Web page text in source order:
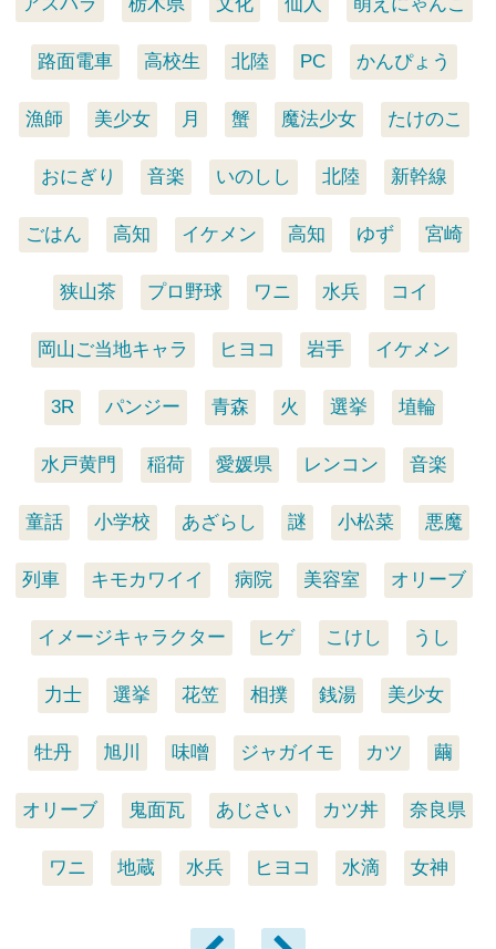
路面電車 高校生 北陸 PC かんぴょう
漁師 美少女 月 蟹 魔法少女 たけのこ
おにぎり 音楽 いのしし 北陸 新幹線
ごはん 高知 イケメン 高知 ゆず 宮崎
狭山茶 プロ野球 ワニ 水兵 コイ
岡山ご当地キャラ ヒヨコ 岩手 イケメン
3R パンジー 青森 火 選挙 埴輪
水戸黄門 稲荷 愛媛県 レンコン 音楽
童話 小学校 あざらし 謎 小松菜 悪魔
列車 キモカワイイ 病院 美容室 オリーブ
イメージキャラクター ヒゲ こけし うし
力士 選挙 花笠 相撲 銭湯 美少女
牡丹 旭川 味噌 ジャガイモ カツ 繭
オリーブ 鬼面瓦 あじさい カツ丼 奈良県
ワニ 地蔵 水兵 ヒヨコ 水滴 女神